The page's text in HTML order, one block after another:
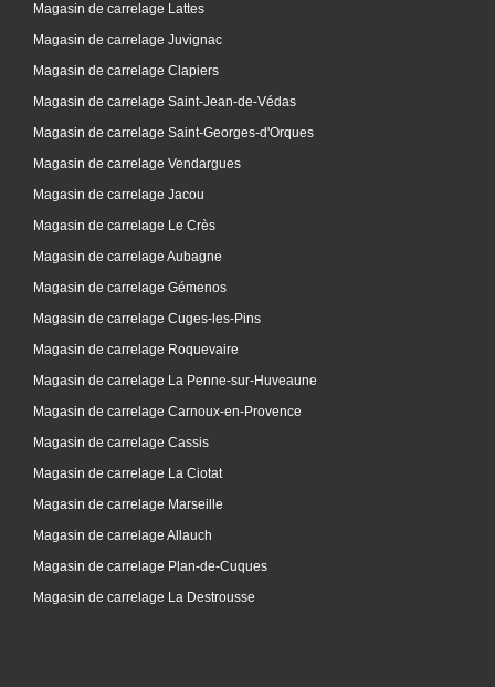
Magasin de carrelage Lattes
Magasin de carrelage Juvignac
Magasin de carrelage Clapiers
Magasin de carrelage Saint-Jean-de-Védas
Magasin de carrelage Saint-Georges-d'Orques
Magasin de carrelage Vendargues
Magasin de carrelage Jacou
Magasin de carrelage Le Crès
Magasin de carrelage Aubagne
Magasin de carrelage Gémenos
Magasin de carrelage Cuges-les-Pins
Magasin de carrelage Roquevaire
Magasin de carrelage La Penne-sur-Huveaune
Magasin de carrelage Carnoux-en-Provence
Magasin de carrelage Cassis
Magasin de carrelage La Ciotat
Magasin de carrelage Marseille
Magasin de carrelage Allauch
Magasin de carrelage Plan-de-Cuques
Magasin de carrelage La Destrousse